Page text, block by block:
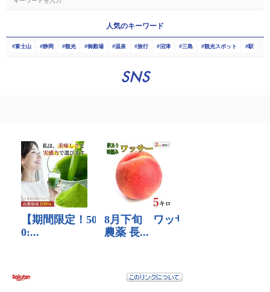
人気のキーワード
富士山 静岡 観光 御殿場 温泉 旅行 沼津 三島 観光スポット 駅
SNS